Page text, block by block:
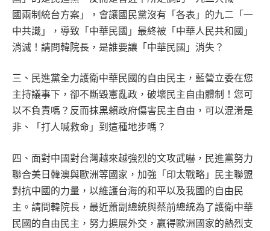
國兩制統台方案」，會讓國民黨沒有「各表」的九二「一
中共識」，導致「中華民國」最終被「中華人民共和國」
消滅！請問韓院長，是誰要讓「中華民國」消失？
三、民進黨全力護衛中華民國的自由民主，藍營立委在您
主持議事下，卻不斷毀憲亂政，破壞民主自由體制！您可
以不負責嗎？反而抹黑賴政府傷害民主自由，可以混淆是
非、「打人喊救命」到這種地步嗎？
四、面對中國對台灣越來越強烈的文攻武嚇，民進黨努力
聯合美日韓澳與歐洲等國家，加強「印太戰略」民主聯盟
對抗中國的力量，以維護台海的和平以及我國的自由民
主。請問韓院長，最近蕭副總統與蔡前總統為了護衛中華
民國的自由民主，努力擴展外交，贏得歐洲國家的熱烈支